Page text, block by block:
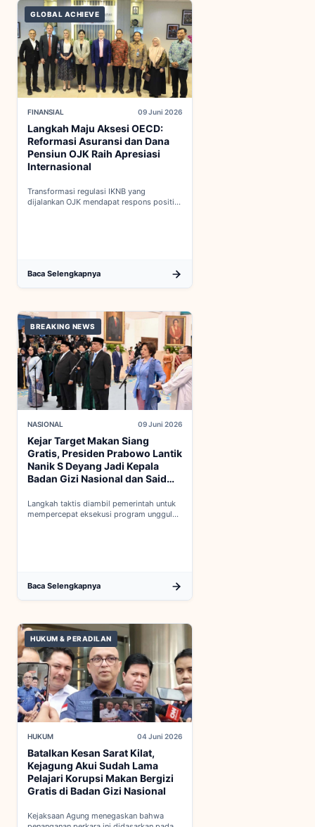
GLOBAL ACHIEVE
FINANSIAL 09 Juni 2026
Langkah Maju Aksesi OECD:
Reformasi Asuransi dan Dana
Pensiun OJK Raih Apresiasi
Internasional
Transformasi regulasi IKNB yang
dijalankan OJK mendapat respons positif
Baca Selengkapnya
BREAKING NEWS
NASIONAL 09 Juni 2026
Kejar Target Makan Siang
Gratis, Presiden Prabowo Lantik
Nanik S Deyang Jadi Kepala
Badan Gizi Nasional dan Said
Langkah taktis diambil pemerintah untuk
mempercepat eksekusi program unggulan
Baca Selengkapnya
HUKUM & PERADILAN
HUKUM 04 Juni 2026
Batalkan Kesan Sarat Kilat,
Kejagung Akui Sudah Lama
Pelajari Korupsi Makan Bergizi
Gratis di Badan Gizi Nasional
Kejaksaan Agung menegaskan bahwa